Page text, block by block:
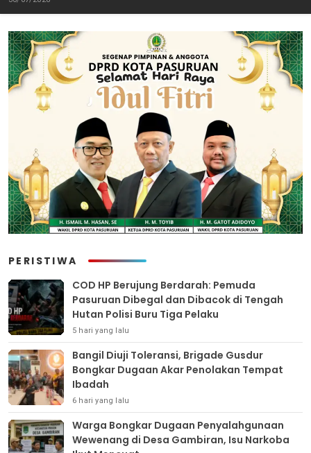
Rokok Ilegal
Cabut Laporan”
PERISTIWA
COD HP Berujung Berdarah: Pemuda
Pasuruan Dibegal dan Dibacok di Tengah
Hutan Polisi Buru Tiga Pelaku
5 hari yang lalu
Bangil Diuji Toleransi, Brigade Gusdur
Bongkar Dugaan Akar Penolakan Tempat
Ibadah
6 hari yang lalu
Warga Bongkar Dugaan Penyalahgunaan
Wewenang di Desa Gambiran, Isu Narkoba